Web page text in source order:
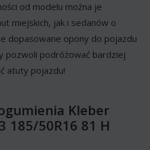
od modelu można je
miejskich, jak i sedanów o
dopasowane opony do pojazdu
pozwoli podróżować bardziej
atuty pojazdu!
Kleber
185/50R16 81 H